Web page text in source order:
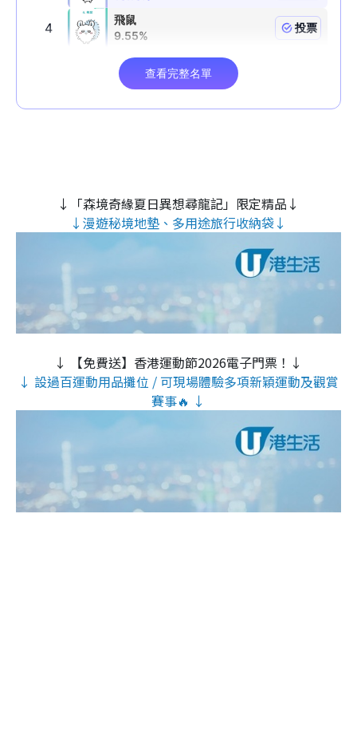
↓「森境奇緣夏日異想尋龍記」限定精品↓
↓漫遊秘境地墊、多用途旅行收納袋↓
↓ 【免費送】香港運動節2026電子門票！↓
↓ 設過百運動用品攤位 / 可現場體驗多項新穎運動及觀賞
賽事🔥 ↓